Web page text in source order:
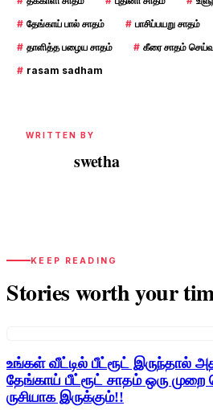
# தேங்காய் பால் சாதம் # பாசிப்பயறு சாதம்
# தாளித்த பழைய சாதம் # கீரை சாதம்
# rasam sadham
WRITTEN BY
swetha
KEEP READING
Stories worth your
உங்கள் வீட்டில் பீட்ரூட்
தேங்காய் பீட்ரூட் சாதம் ஒரு முறை
ருசியாக இருக்கும்!!